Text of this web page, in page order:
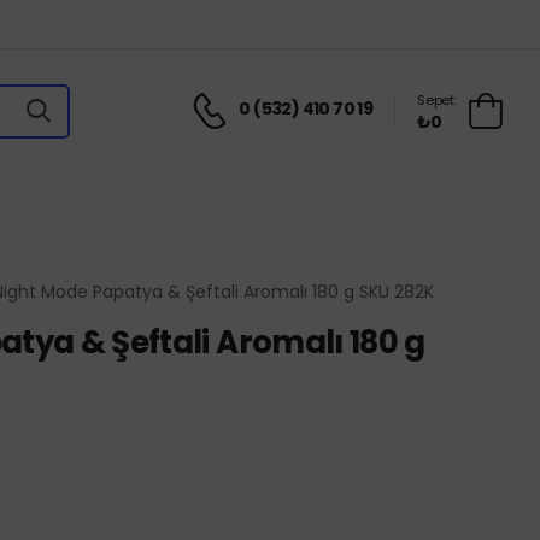
0 (532) 410 70 19 Sepet:
₺0
Mode Papatya & Şeftali Aromalı 180 g SKU 282K
& Şeftali Aromalı 180 g